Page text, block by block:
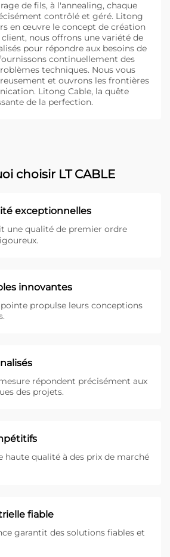
de fils, à l'annealing, chaque
contrôlé et géré. Litong
en œuvre le concept de création
nous offrons une variété de
pour répondre aux besoins de
continuellement des
techniques. Nous vous
et ouvrons les frontières
Litong Cable, la quête
de la perfection.
choisir LT CABLE
exceptionnelles
une qualité de premier ordre
innovantes
propulse leurs conceptions
répondent précisément aux
des projets.
haute qualité à des prix de marché
fiable
garantit des solutions fiables et